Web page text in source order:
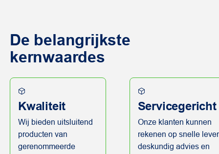
De belangrijkste
kernwaardes
Kwaliteit
Wij bieden uitsluitend
producten van
gerenommeerde
Servicegericht
Onze klanten kunnen
rekenen op snelle
deskundig advies en